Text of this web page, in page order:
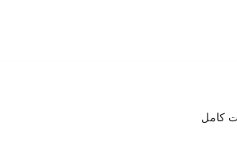
کامل